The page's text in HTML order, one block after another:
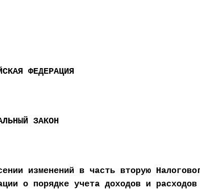
ФЕДЕРАЦИЯ
ЗАКОН
изменений в часть вторую
о порядке учета доходов и